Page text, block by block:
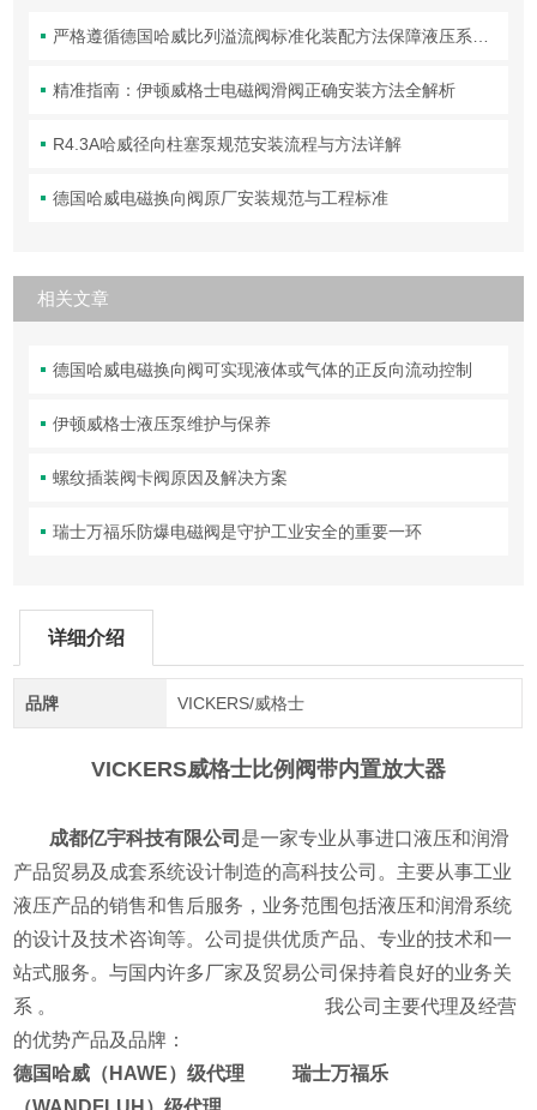
严格遵循德国哈威比列溢流阀标准化装配方法保障液压系统压力调控精准可靠
精准指南：伊顿威格士电磁阀滑阀正确安装方法全解析
R4.3A哈威径向柱塞泵规范安装流程与方法详解
德国哈威电磁换向阀原厂安装规范与工程标准
相关文章
德国哈威电磁换向阀可实现液体或气体的正反向流动控制
伊顿威格士液压泵维护与保养
螺纹插装阀卡阀原因及解决方案
瑞士万福乐防爆电磁阀是守护工业安全的重要一环
详细介绍
品牌 VICKERS/威格士
VICKERS威格士比例阀带内置放大器
成都亿宇科技有限公司 是一家专业从事进口液压和润滑
产品贸易及成套系统设计制造的高科技公司。主要从事工业
液压产品的销售和售后服务，业务范围包括液压和润滑系统
的设计及技术咨询等。公司提供优质产品、专业的技术和一
站式服务。与国内许多厂家及贸易公司保持着良好的业务关
系 。 我公司主要代理及经营
的优势产品及品牌：
德国哈威（HAWE）级代理 瑞士万福乐